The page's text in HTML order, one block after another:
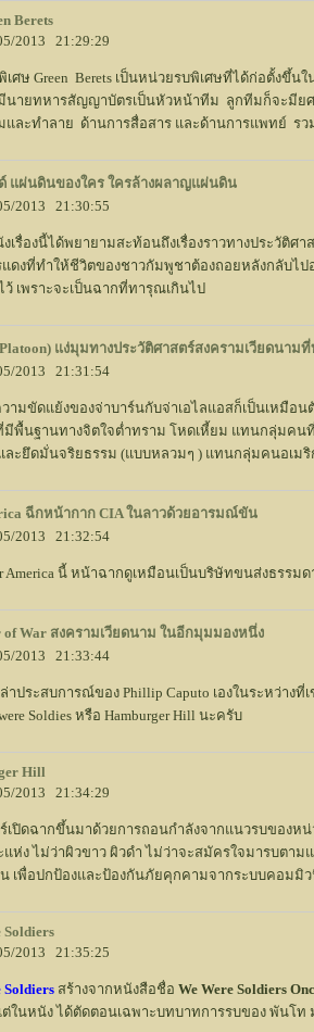
Berets
2013 21:29:29
ศษ Green Berets เป็นหน่วยรบพิเศษที่ได้ก่อตั้งขึ้
ายทหารสัญญาบัตรเป็นหัวหน้าทีม ลูกทีมก็จะมีย
และทำลาย ด้านการสื่อสาร และด้านการแพทย์ ร
แผ่นดินของใคร ใครล้างผลาญแผ่นดิน
2013 21:30:55
เรื่องนี้ได้พยายามสะท้อนถึงเรื่องราวทางประวัติ
แดงที่ทำให้ชีวิตของชาวกัมพูชาต้องถอยหลังกลับไ
ว้ เพราะจะเป็นฉากที่ทารุณเกินไป
แง่มุมทางประวัติศาสตร์สงครามเวียดนาม
2013 21:31:54
วามขัดแย้งของจ่าบาร์นกับจ่าเอไลแอสก็เป็นเหมื
มีพื้นฐานทางจิตใจต่ำทราม โหดเหี้ยม แทนกลุ่มคน
ละยึดมั่นจริยธรรม (แบบหลวมๆ ) แทนกลุ่มคนอเม
ฉีกหน้ากาก CIA ในลาวด้วยอารมณ์ขัน
2013 21:32:54
America นี้ หน้าฉากดูเหมือนเป็นบริษัทขนส่งธรรม
of War สงครามเวียดนาม ในอีกมุมมองหนึ่ง
2013 21:33:44
ล่าประสบการณ์ของ Phillip Caputo เองในระหว่
were Soldies หรือ Hamburger Hill นะครับ
Hill
2013 21:34:29
เปิดฉากขึ้นมาด้วยการถอนกำลังจากแนวรบของห
แห่ง ไม่ว่าผิวขาว ผิวดำ ไม่ว่าจะสมัครใจมารบต
เพื่อปกป้องและป้องกันภัยคุกคามจากระบบคอมมิ
Soldiers
2013 21:35:25
Soldiers สร้างจากหนังสือชื่อ We Were Soldiers
ต่ในหนัง ได้ตัดตอนเฉพาะบทบาทการรบของ พันโท